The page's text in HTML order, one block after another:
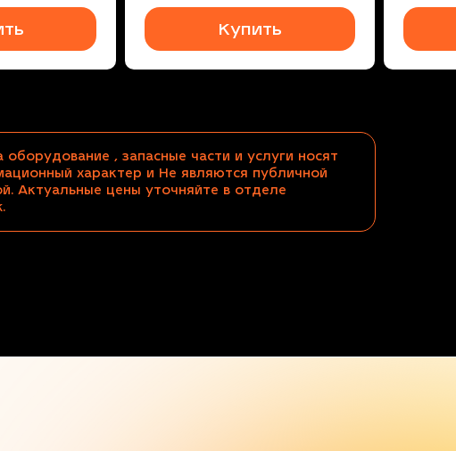
Купить
оборудование , запасные части и услуги носят
характер и Не являются публичной
Актуальные цены уточняйте в отделе